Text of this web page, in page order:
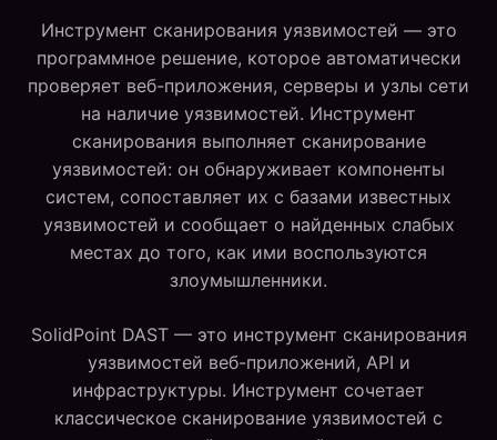
Инструмент сканирования уязвимостей — это
программное решение, которое автоматически
проверяет веб-приложения, серверы и узлы сети
на наличие уязвимостей. Инструмент
сканирования выполняет сканирование
уязвимостей: он обнаруживает компоненты
систем, сопоставляет их с базами известных
уязвимостей и сообщает о найденных слабых
местах до того, как ими воспользуются
злоумышленники.
SolidPoint DAST — это инструмент сканирования
уязвимостей веб-приложений, API и
инфраструктуры. Инструмент сочетает
классическое сканирование уязвимостей с